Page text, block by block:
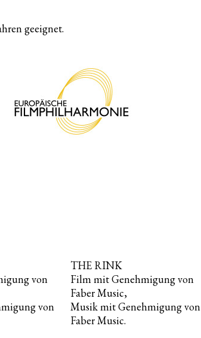
geeignet.
von
von
THE RINK
Film mit Genehmigung von
Faber Music,
Musik mit Genehmigung von
Faber Music.